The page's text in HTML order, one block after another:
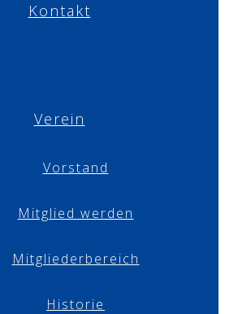
Kontakt
Verein
Vorstand
Mitglied werden
Mitgliederbereich
Historie